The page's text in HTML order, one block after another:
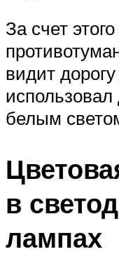
За счет
видит
белым
в
лампах